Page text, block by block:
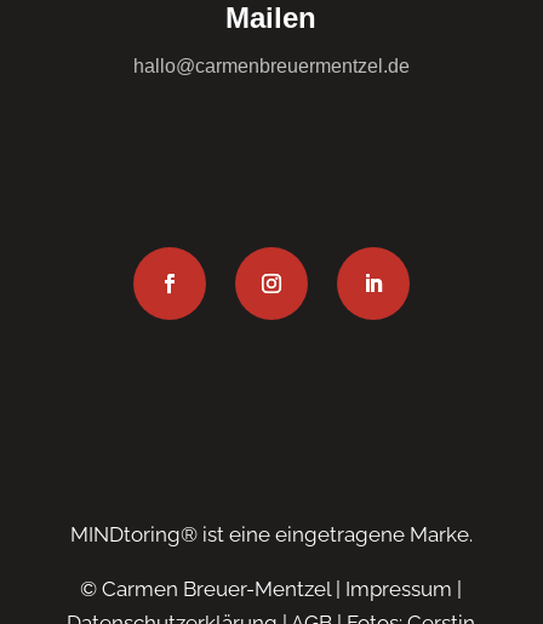
Mailen
hallo@carmenbreuermentzel.de
MINDtoring® ist eine eingetragene Marke.
© Carmen Breuer-Mentzel | Impressum